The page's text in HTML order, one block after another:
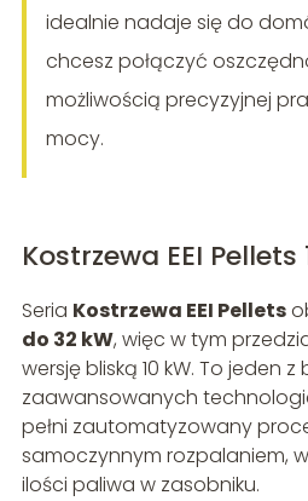
idealnie nadaje się do
chcesz połączyć
możliwością precyzyjnej
mocy.
Kostrzewa EEI Pellets
Seria Kostrzewa EEI Pellets
do 32 kW, więc w tym
wersję bliską 10 kW. To jeden z
zaawansowanych
pełni zautomatyzowany
samoczynnym rozpalaniem,
ilości paliwa w zasobniku.